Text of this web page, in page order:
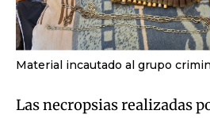
Material incautado al grupo
Las necropsias realizadas